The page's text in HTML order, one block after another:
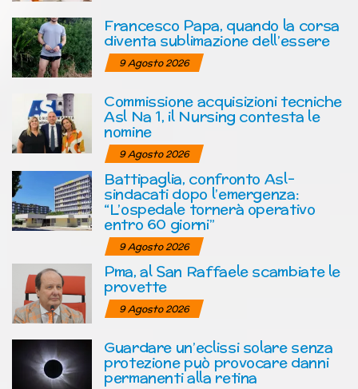
Francesco Papa, quando la corsa
diventa sublimazione dell’essere
9 Agosto 2026
Commissione acquisizioni tecniche
Asl Na 1, il Nursing contesta le
nomine
9 Agosto 2026
Battipaglia, confronto Asl-
sindacati dopo l’emergenza:
“L’ospedale tornerà operativo
entro 60 giorni”
9 Agosto 2026
Pma, al San Raffaele scambiate le
provette
9 Agosto 2026
Guardare un’eclissi solare senza
protezione può provocare danni
permanenti alla retina